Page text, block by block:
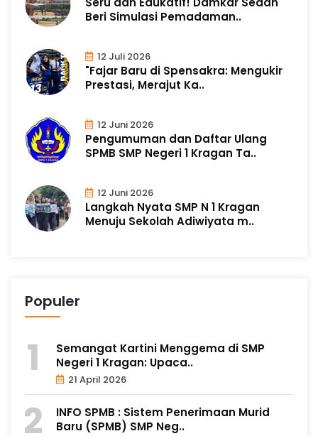
Beri Simulasi Pemadaman..
12 Juli 2026
"Fajar Baru di Spensakra: Mengukir
Prestasi, Merajut Ka..
12 Juni 2026
Pengumuman dan Daftar Ulang
SPMB SMP Negeri 1 Kragan Ta..
12 Juni 2026
Langkah Nyata SMP N 1 Kragan
Menuju Sekolah Adiwiyata m..
Populer
Semangat Kartini Menggema di SMP
Negeri 1 Kragan: Upaca..
21 April 2026
INFO SPMB : Sistem Penerimaan Murid
Baru (SPMB) SMP Neg..